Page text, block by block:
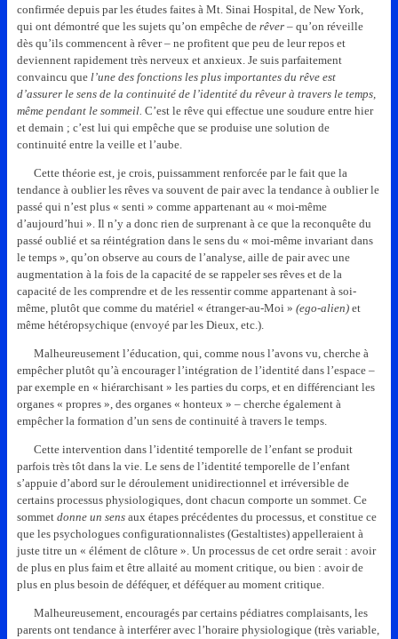
confirmée depuis par les études faites à Mt. Sinai Hospital, de New York,
qui ont démontré que les sujets qu’on empêche de rêver – qu’on réveille
dès qu’ils commencent à rêver – ne profitent que peu de leur repos et
deviennent rapidement très nerveux et anxieux. Je suis parfaitement
convaincu que l’une des fonctions les plus importantes du rêve est
d’assurer le sens de la continuité de l’identité du rêveur à travers le temps,
même pendant le sommeil. C’est le rêve qui effectue une soudure entre hier
et demain ; c’est lui qui empêche que se produise une solution de
continuité entre la veille et l’aube.
Cette théorie est, je crois, puissamment renforcée par le fait que la
tendance à oublier les rêves va souvent de pair avec la tendance à oublier le
passé qui n’est plus « senti » comme appartenant au « moi-même
d’aujourd’hui ». Il n’y a donc rien de surprenant à ce que la reconquête du
passé oublié et sa réintégration dans le sens du « moi-même invariant dans
le temps », qu’on observe au cours de l’analyse, aille de pair avec une
augmentation à la fois de la capacité de se rappeler ses rêves et de la
capacité de les comprendre et de les ressentir comme appartenant à soi-
même, plutôt que comme du matériel « étranger-au-Moi » (ego-alien)et
même hétéropsychique (envoyé par les Dieux, etc.).
Malheureusement l’éducation, qui, comme nous l’avons vu, cherche à
empêcher plutôt qu’à encourager l’intégration de l’identité dans l’espace –
par exemple en « hiérarchisant » les parties du corps, et en différenciant les
organes « propres », des organes « honteux » – cherche également à
empêcher la formation d’un sens de continuité à travers le temps.
Cette intervention dans l’identité temporelle de l’enfant se produit
parfois très tôt dans la vie. Le sens de l’identité temporelle de l’enfant
s’appuie d’abord sur le déroulement unidirectionnel et irréversible de
certains processus physiologiques, dont chacun comporte un sommet. Ce
sommet donne un sensaux étapes précédentes du processus, et constitue ce
que les psychologues configurationnalistes (Gestaltistes) appelleraient à
juste titre un « élément de clôture ». Un processus de cet ordre serait : avoir
de plus en plus faim et être allaité au moment critique, ou bien : avoir de
plus en plus besoin de déféquer, et déféquer au moment critique.
Malheureusement, encouragés par certains pédiatres complaisants, les
parents ont tendance à interférer avec l’horaire physiologique (très variable,